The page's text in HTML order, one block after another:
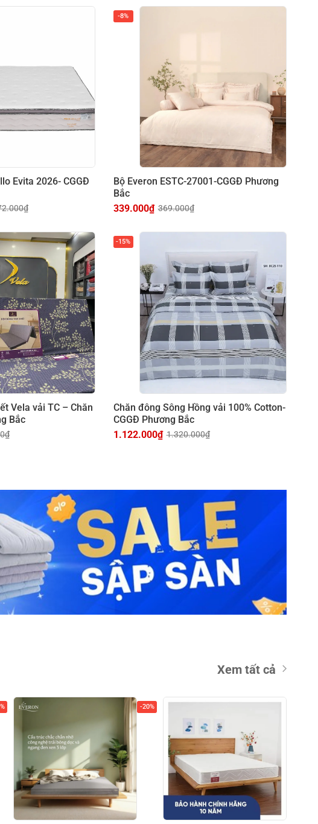
Evita 2026- CGGĐ
₫
-8%
Bộ Everon ESTC-27001-CGGĐ Phương
Bắc
369.000₫
339.000₫
Vela vải TC – Chăn
Bắc
₫
-15%
Chăn đông Sông Hồng vải 100% Cotton-
CGGĐ Phương Bắc
1.320.000₫
Giá
1.122.000₫
Giá
Xem tất cả
-20%